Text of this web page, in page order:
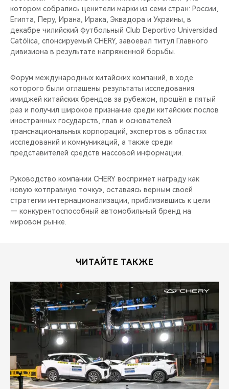
котором собрались ценители марки из семи стран: России,
Египта, Перу, Ирана, Ирака, Эквадора и Украины, в
декабре чилийский футбольный Club Deportivo Universidad
Católica, спонсируемый CHERY, завоевал титул Главного
дивизиона в результате напряженной борьбы.
Форум международных китайских компаний, в ходе
которого были оглашены результаты исследования
имиджей китайских брендов за рубежом, прошёл в пятый
раз и получил широкое признание среди китайских послов
иностранных государств, глав и основателей
транснациональных корпораций, экспертов в областях
исследований и коммуникаций, а также среди
представителей средств массовой информации.
Руководство компании CHERY воспримет награду как
новую «отправную точку», оставаясь верным своей
стратегии интернационализации, приблизившись к цели
— конкурентоспособный автомобильный бренд на
мировом рынке.
ЧИТАЙТЕ ТАКЖЕ